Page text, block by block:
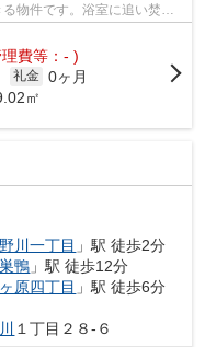
物件です。浴室に追い焚き
費等：- )
礼金 0ヶ月
㎡
川一丁目 」駅 徒歩2分
鴨 」駅 徒歩12分
原四丁目 」駅 徒歩6分
１丁目２８-６